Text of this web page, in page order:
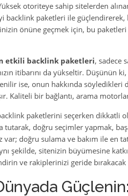
otoriteye sahip sitelerden
backlink paketleri ile
önüne geçmek için, bu
etkili backlink paketleri, sadece
itibarını da yükseltir. Düşünün
ise, onun hakkında
Kaliteli bir bağlantı, arama
paketlerini seçerken dikkatli
tutarak, doğru seçimler yapmak,
doğru sulama ve bakım ile en
şekilde, sitenizin büyümesine
ve rakiplerinizi geride